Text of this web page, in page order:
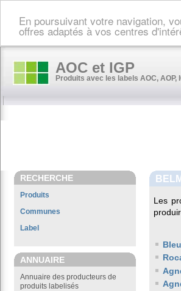
En poursuivant votre navigation,
offres adaptés à vos centres
AOC et IGP
Produits avec les labels AOC, AOP,
RECHERCHE
Produits
Communes
Label
ANNUAIRE
Annuaire des producteurs de
produits labelisés
Les